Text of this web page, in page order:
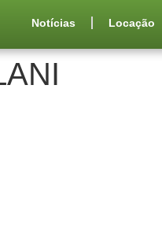
Notícias Locação